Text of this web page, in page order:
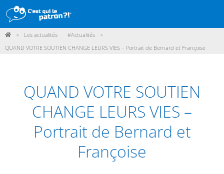
DÉMARCHE
POINTS DE VENTE
PARTICIPER
ACTUALITÉS
ME CONNECTER / ADHÉRER
> Les actualités #Actualités
>
QUAND VOTRE SOUTIEN CHANGE LEURS VIES – Portrait de Bernard et Françoise
QUAND VOTRE SOUTIEN
CHANGE LEURS VIES –
Portrait de Bernard et
Françoise